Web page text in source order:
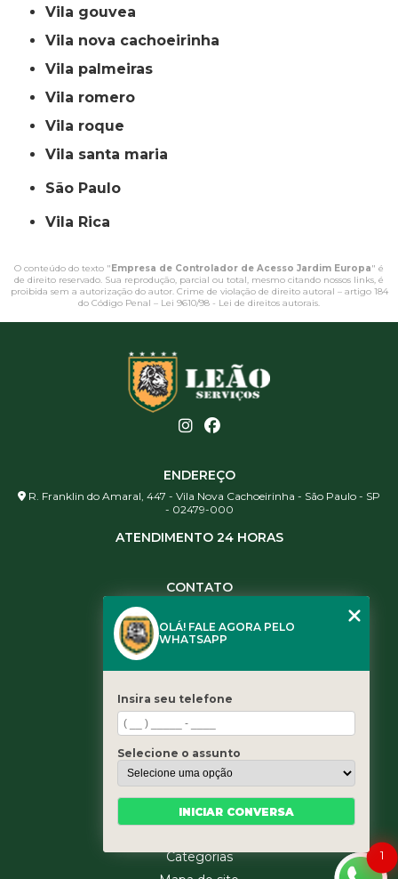
vila gouvea
vila nova cachoeirinha
vila palmeiras
vila romero
vila roque
vila santa maria
São Paulo
Vila Rica
O conteúdo do texto " Empresa de Controlador de Acesso Jardim Europa" é
de direito reservado. Sua reprodução, parcial ou total, mesmo citando nossos links, é
proibida sem a autorização do autor. Crime de violação de direito autoral – artigo 184
do Código Penal – Lei 9610/98 - Lei de direitos autorais.
ENDEREÇO
R. Franklin do Amaral, 447 - Vila Nova Cachoeirinha - São Paulo - SP
- 02479-000
ATENDIMENTO 24 HORAS
CONTATO
(11) 3461-5871
contato@leaoservicos.com.br
Home
Quem somos
Serviços
Blog
Categorias
1
OLÁ! FALE AGORA PELO
WHATSAPP
Insira seu telefone
Selecione o assunto
INICIAR CONVERSA